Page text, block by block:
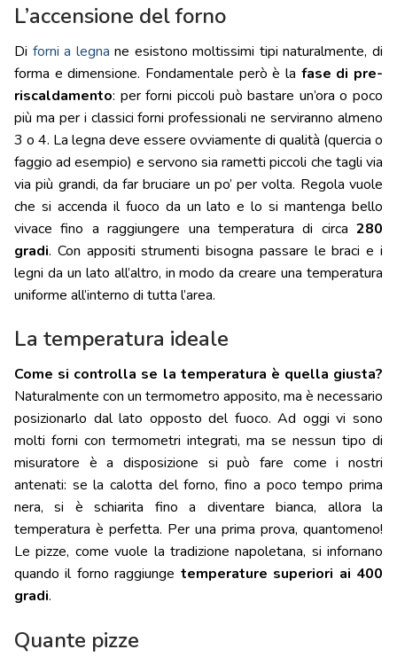
L’accensione del forno
Di forni a legna ne esistono moltissimi tipi naturalmente, di
forma e dimensione. Fondamentale però è la fase di pre-
riscaldamento: per forni piccoli può bastare un’ora o poco
più ma per i classici forni professionali ne serviranno almeno
3 o 4. La legna deve essere ovviamente di qualità (quercia o
faggio ad esempio) e servono sia rametti piccoli che tagli via
via più grandi, da far bruciare un po’ per volta. Regola vuole
che si accenda il fuoco da un lato e lo si mantenga bello
vivace fino a raggiungere una temperatura di circa 280
gradi. Con appositi strumenti bisogna passare le braci e i
legni da un lato all’altro, in modo da creare una temperatura
uniforme all’interno di tutta l’area.
La temperatura ideale
Come si controlla se la temperatura è quella giusta?
Naturalmente con un termometro apposito, ma è necessario
posizionarlo dal lato opposto del fuoco. Ad oggi vi sono
molti forni con termometri integrati, ma se nessun tipo di
misuratore è a disposizione si può fare come i nostri
antenati: se la calotta del forno, fino a poco tempo prima
nera, si è schiarita fino a diventare bianca, allora la
temperatura è perfetta. Per una prima prova, quantomeno!
Le pizze, come vuole la tradizione napoletana, si infornano
quando il forno raggiunge temperature superiori ai 400
gradi.
Quante pizze